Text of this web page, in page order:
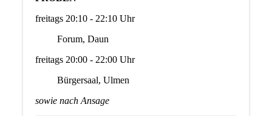
freitags 20:10 - 22:10 Uhr
Forum, Daun
freitags 20:00 - 22:00 Uhr
Bürgersaal, Ulmen
sowie nach Ansage